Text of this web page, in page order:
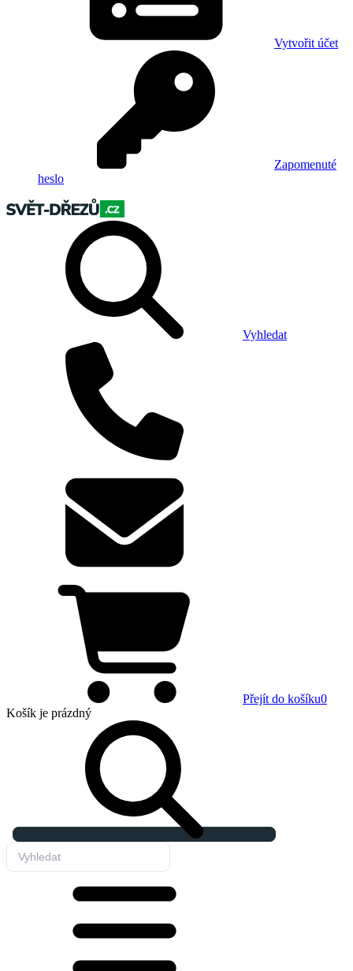
Vytvořit účet
Zapomenuté
heslo
Vyhledat
Přejít do košíku0
Košík je prázdný